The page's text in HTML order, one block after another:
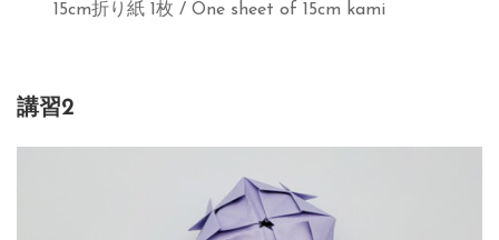
15cm折り紙 1枚 / One sheet of 15cm kami
講習2